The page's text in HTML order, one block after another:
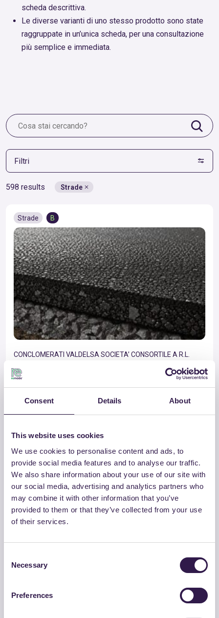
Consent Details About
This website uses cookies
We use cookies to personalise content and ads, to
provide social media features and to analyse our traffic.
We also share information about your use of our site with
our social media, advertising and analytics partners who
may combine it with other information that you’ve
provided to them or that they’ve collected from your use
of their services.
Selection
Necessary
Preferences
scheda descrittiva.
Le diverse varianti di uno stesso prodotto sono state
raggruppate in un’unica scheda, per una consultazione
più semplice e immediata.
Filtri
598 results Strade
Strade B
CONCLOMERATI VALDELSA SOCIETA’ CONSORTILE A R.L.
2b USURA 0/10 TQ CAM
Vai al dettaglio
Strade B
CONCLOMERATI VALDELSA SOCIETA’ CONSORTILE A R.L.